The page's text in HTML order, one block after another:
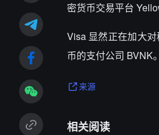
密货币交易平台
Visa 显然正在加大
币的支付公司 BVNK。
来源
相关阅读